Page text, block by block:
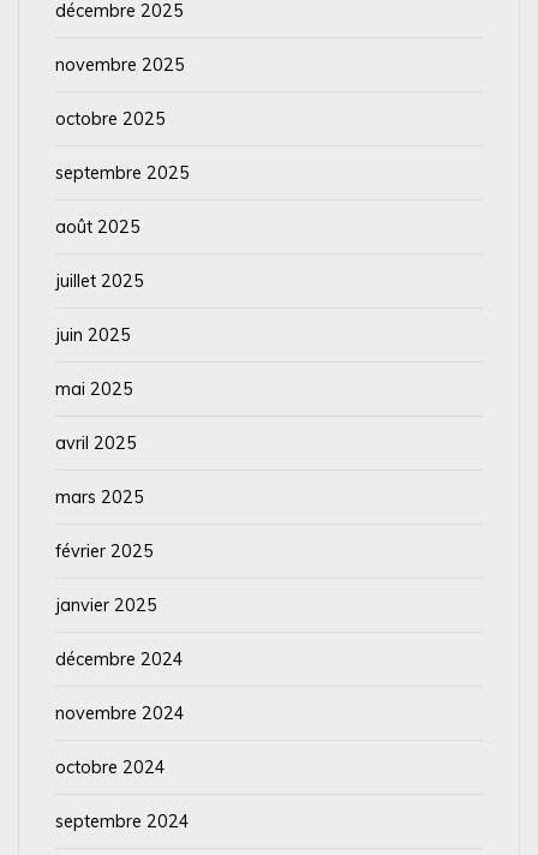
décembre 2025
novembre 2025
octobre 2025
septembre 2025
août 2025
juillet 2025
juin 2025
mai 2025
avril 2025
mars 2025
février 2025
janvier 2025
décembre 2024
novembre 2024
octobre 2024
septembre 2024